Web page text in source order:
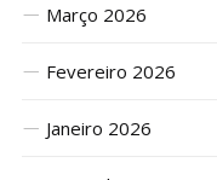
Março 2026
Fevereiro 2026
Janeiro 2026